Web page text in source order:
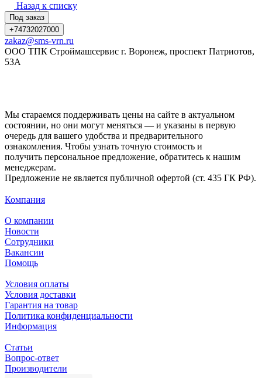
Назад к списку
Под заказ
+74732027000
zakaz@sms-vrn.ru
ООО ТПК Строймашсервис г. Воронеж, проспект Патриотов,
53А
Мы стараемся поддерживать цены на сайте в актуальном
состоянии, но они могут меняться — и указаны в первую
очередь для вашего удобства и предварительного
ознакомления. Чтобы узнать точную стоимость и
получить персональное предложение, обратитесь к нашим
менеджерам.
Предложение не является публичной офертой (ст. 435 ГК РФ).
Компания
О компании
Новости
Сотрудники
Вакансии
Помощь
Условия оплаты
Условия доставки
Гарантия на товар
Политика конфиденциальности
Информация
Статьи
Вопрос-ответ
Производители